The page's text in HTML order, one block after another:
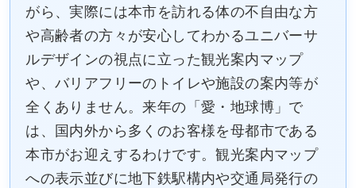
がら、実際には本市を訪れる体の不自由な方
や高齢者の方々が安心してわかるユニバーサ
ルデザインの視点に立った観光案内マップ
や、バリアフリーのトイレや施設の案内等が
全くありません。来年の「愛・地球博」で
は、国内外から多くのお客様を母都市である
本市がお迎えするわけです。観光案内マップ
への表示並びに地下鉄駅構内や交通局発行の